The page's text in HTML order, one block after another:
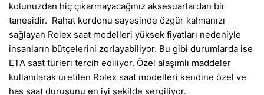
kolunuzdan hiç çıkarmayacağınız aksesuarlardan bir
tanesidir. Rahat kordonu sayesinde özgür kalmanızı
sağlayan Rolex saat modelleri yüksek fiyatları nedeniyle
insanların bütçelerini zorlayabiliyor. Bu gibi durumlarda ise
ETA saat türleri tercih ediliyor. Özel alaşımlı maddeler
kullanılarak üretilen Rolex saat modelleri kendine özel ve
has saat duruşunu en iyi şekilde sergiliyor.